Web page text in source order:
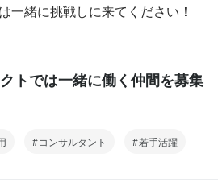
一緒に挑戦しに来てください！
トでは一緒に働く仲間を募集
コンサルタント 若手活躍